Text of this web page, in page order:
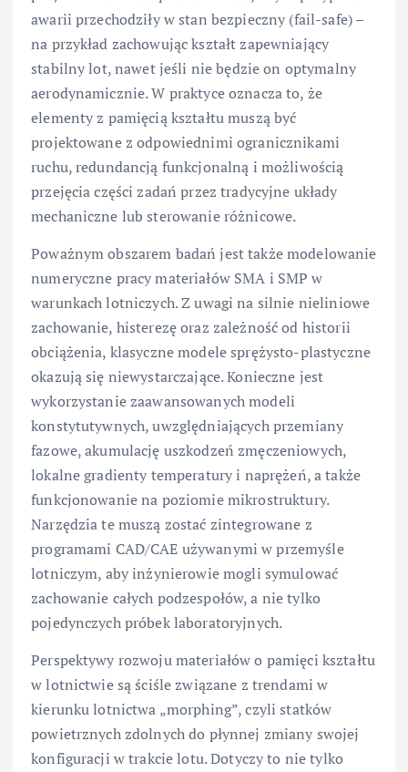
awarii przechodziły w stan bezpieczny (fail-safe) –
na przykład zachowując kształt zapewniający
stabilny lot, nawet jeśli nie będzie on optymalny
aerodynamicznie. W praktyce oznacza to, że
elementy z pamięcią kształtu muszą być
projektowane z odpowiednimi ogranicznikami
ruchu, redundancją funkcjonalną i możliwością
przejęcia części zadań przez tradycyjne układy
mechaniczne lub sterowanie różnicowe.
Poważnym obszarem badań jest także modelowanie
numeryczne pracy materiałów SMA i SMP w
warunkach lotniczych. Z uwagi na silnie nieliniowe
zachowanie, histerezę oraz zależność od historii
obciążenia, klasyczne modele sprężysto-plastyczne
okazują się niewystarczające. Konieczne jest
wykorzystanie zaawansowanych modeli
konstytutywnych, uwzględniających przemiany
fazowe, akumulację uszkodzeń zmęczeniowych,
lokalne gradienty temperatury i naprężeń, a także
funkcjonowanie na poziomie mikrostruktury.
Narzędzia te muszą zostać zintegrowane z
programami CAD/CAE używanymi w przemyśle
lotniczym, aby inżynierowie mogli symulować
zachowanie całych podzespołów, a nie tylko
pojedynczych próbek laboratoryjnych.
Perspektywy rozwoju materiałów o pamięci kształtu
w lotnictwie są ściśle związane z trendami w
kierunku lotnictwa „morphing”, czyli statków
powietrznych zdolnych do płynnej zmiany swojej
konfiguracji w trakcie lotu. Dotyczy to nie tylko